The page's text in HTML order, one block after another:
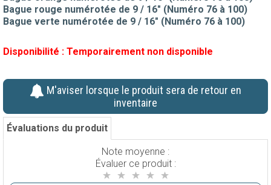
Bague rouge numérotée de 9 / 16" (Numéro 76 à 100)
Bague verte numérotée de 9 / 16" (Numéro 76 à 100)
Disponibilité : Temporairement non disponible
M'aviser lorsque le produit sera de retour en
inventaire
Évaluations du produit
Note moyenne :
Évaluer ce produit :